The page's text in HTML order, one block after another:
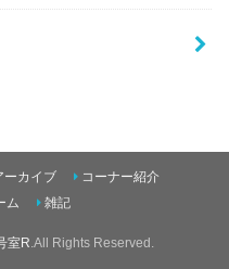
ーカイブ
コーナー紹介
ム
雑記
室R.All Rights Reserved.